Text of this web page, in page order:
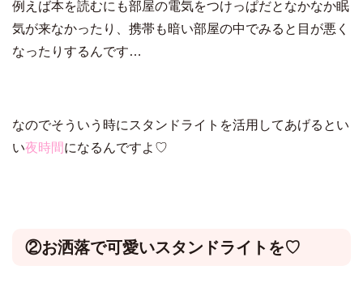
例えば本を読むにも部屋の電気をつけっぱだとなかなか眠
気が来なかったり、携帯も暗い部屋の中でみると目が悪く
なったりするんです…
なのでそういう時にスタンドライトを活用してあげるとい
い夜時間になるんですよ♡
②お洒落で可愛いスタンドライトを♡